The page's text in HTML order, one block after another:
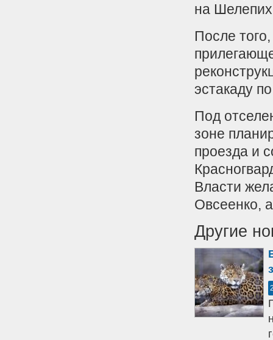
на
После
эстакаду
Под
зоне
проезда и
Власти
Овсеенко,
Другие